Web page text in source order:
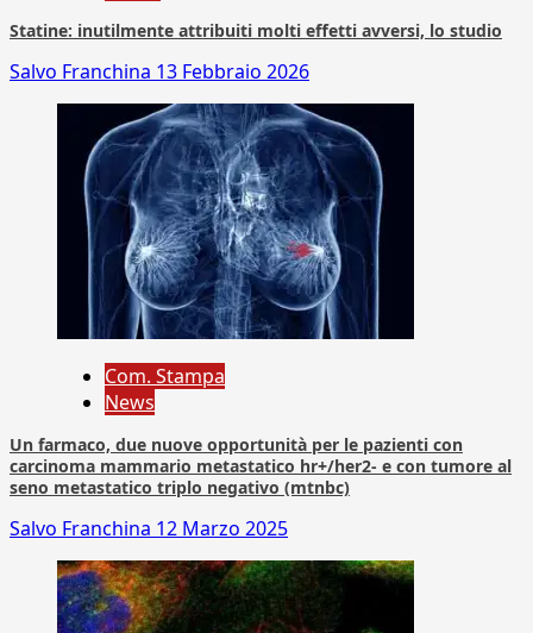
Statine: inutilmente attribuiti molti effetti avversi, lo studio
Salvo Franchina 13 Febbraio 2026
Com. Stampa
News
Un farmaco, due nuove opportunità per le pazienti con
carcinoma mammario metastatico hr+/her2- e con tumore al
seno metastatico triplo negativo (mtnbc)
Salvo Franchina 12 Marzo 2025